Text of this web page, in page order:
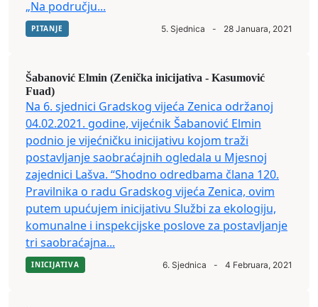
„Na području...
PITANJE 5. Sjednica - 28 Januara, 2021
Šabanović Elmin (Zenička inicijativa - Kasumović
Fuad)
Na 6. sjednici Gradskog vijeća Zenica održanoj
04.02.2021. godine, vijećnik Šabanović Elmin
podnio je vijećničku inicijativu kojom traži
postavljanje saobraćajnih ogledala u Mjesnoj
zajednici Lašva. “Shodno odredbama člana 120.
Pravilnika o radu Gradskog vijeća Zenica, ovim
putem upućujem inicijativu Službi za ekologiju,
komunalne i inspekcijske poslove za postavljanje
tri saobraćajna...
INICIJATIVA 6. Sjednica - 4 Februara, 2021